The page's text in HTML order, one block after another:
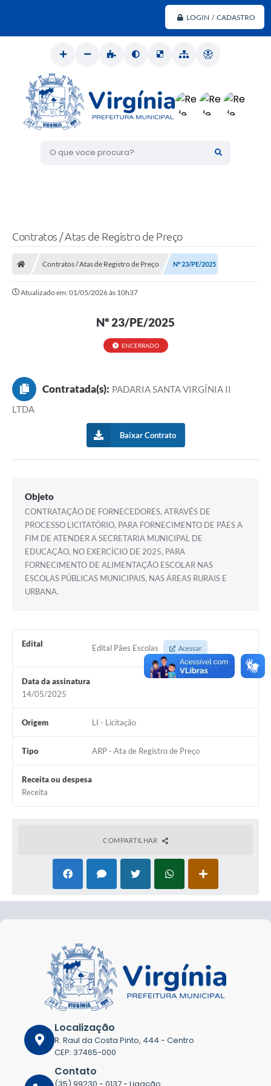
LOGIN / CADASTRO
O que voce procura?
Contratos / Atas de Registro de Preço
Contratos / Atas de Registro de Preço Nº 23/PE/2025
Atualizado em: 01/05/2026 às 10h37
Nº 23/PE/2025
ENCERRADO
Contratada(s): PADARIA SANTA VIRGÍNIA II
LTDA
Baixar Contrato
Objeto
CONTRATAÇÃO DE FORNECEDORES, ATRAVÉS DE
PROCESSO LICITATÓRIO, PARA FORNECIMENTO DE PÃES A
FIM DE ATENDER A SECRETARIA MUNICIPAL DE
EDUCAÇÃO, NO EXERCÍCIO DE 2025, PARA
FORNECIMENTO DE ALIMENTAÇÃO ESCOLAR NAS
ESCOLAS PÚBLICAS MUNICIPAIS, NAS ÁREAS RURAIS E
URBANA.
Edital Edital Pães Escolas Acessar
Data da assinatura
14/05/2025
Origem LI - Licitação
Tipo ARP - Ata de Registro de Preço
Receita ou despesa
Receita
COMPARTILHAR
Localização
R. Raul da Costa Pinto, 444 - Centro
CEP: 37465-000
Contato